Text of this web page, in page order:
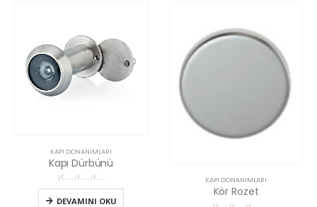
KAPI DONANIMLARI
Kapı Dürbünü
05 üzerinden
DEVAMINI OKU
KAPI DONANIMLARI
Kör Rozet